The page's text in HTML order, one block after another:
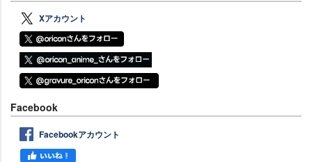
Xアカウント
Facebook
Facebookアカウント